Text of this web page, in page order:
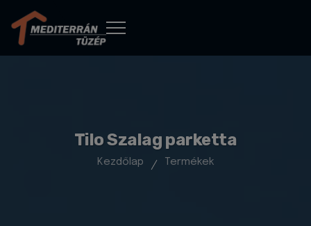
Tilo Szalag parketta
Kezdőlap Termékek